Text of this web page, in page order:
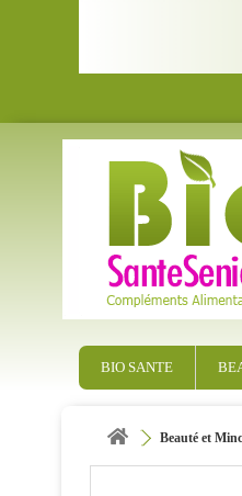
BIO SANTE
Beauté et